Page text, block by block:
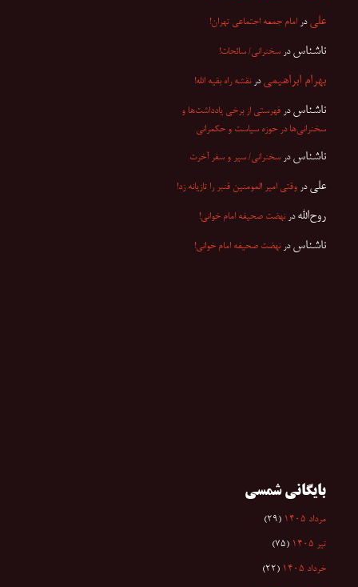
علی در امام جمعه اجتماعی تهران!
ناشناس در سخنرانی/ سائحات!
بهرام ابراهیمی درنقشه راه بقیه الله!
ناشناس در فهرستی از برخی یادداشت‌ها و
سخنرانی‌ها در حوزه سیاست و حکمرانی
ناشناس در سخنرانی/ سیر و سفر آخرت
علی در وقتی امیر المومنین قنبر را تازیانه زد!
روح‌الله درنهضت صحیفه امام خوانی!
ناشناس درنهضت صحیفه امام خوانی!
بایگانی شمسی
مرداد ۱۴۰۵ (۲۹)
تیر ۱۴۰۵ (۷۵)
خرداد ۱۴۰۵ (۲۲)